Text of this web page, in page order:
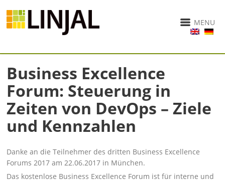
MENU
Business Excellence
Forum: Steuerung in
Zeiten von DevOps – Ziele
und Kennzahlen
Danke an die Teilnehmer des dritten Business Excellence
Forums 2017 am 22.06.2017 in München.
Das kostenlose Business Excellence Forum ist für interne und